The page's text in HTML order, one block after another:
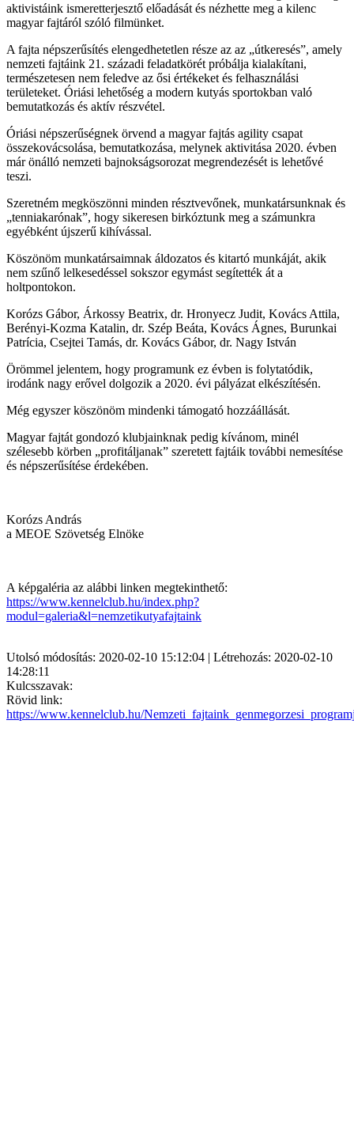
aktivistáink ismeretterjesztő előadását és nézhette meg a kilenc
magyar fajtáról szóló filmünket.
A fajta népszerűsítés elengedhetetlen része az az „útkeresés”, amely
nemzeti fajtáink 21. századi feladatkörét próbálja kialakítani,
természetesen nem feledve az ősi értékeket és felhasználási
területeket. Óriási lehetőség a modern kutyás sportokban való
bemutatkozás és aktív részvétel.
Óriási népszerűségnek örvend a magyar fajtás agility csapat
összekovácsolása, bemutatkozása, melynek aktivitása 2020. évben
már önálló nemzeti bajnokságsorozat megrendezését is lehetővé
teszi.
Szeretném megköszönni minden résztvevőnek, munkatársunknak és
„tenniakarónak”, hogy sikeresen birkóztunk meg a számunkra
egyébként újszerű kihívással.
Köszönöm munkatársaimnak áldozatos és kitartó munkáját, akik
nem szűnő lelkesedéssel sokszor egymást segítették át a
holtpontokon.
Korózs Gábor, Árkossy Beatrix, dr. Hronyecz Judit, Kovács Attila,
Berényi-Kozma Katalin, dr. Szép Beáta, Kovács Ágnes, Burunkai
Patrícia, Csejtei Tamás, dr. Kovács Gábor, dr. Nagy István
Örömmel jelentem, hogy programunk ez évben is folytatódik,
irodánk nagy erővel dolgozik a 2020. évi pályázat elkészítésén.
Még egyszer köszönöm mindenki támogató hozzáállását.
Magyar fajtát gondozó klubjainknak pedig kívánom, minél
szélesebb körben „profitáljanak” szeretett fajtáik további nemesítése
és népszerűsítése érdekében.
Korózs András
a MEOE Szövetség Elnöke
A képgaléria az alábbi linken megtekinthető:
https://www.kennelclub.hu/index.php?
modul=galeria&l=nemzetikutyafajtaink
Utolsó módosítás: 2020-02-10 15:12:04 | Létrehozás: 2020-02-10
14:28:11
Kulcsszavak:
Rövid link:
https://www.kennelclub.hu/